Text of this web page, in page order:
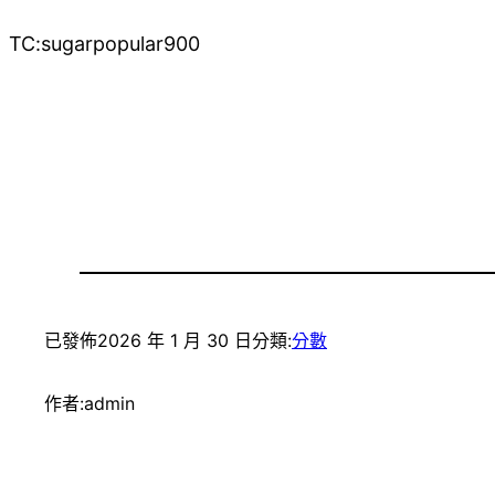
TC:sugarpopular900
已發佈2026 年 1 月 30 日分類:分數
作者:admin